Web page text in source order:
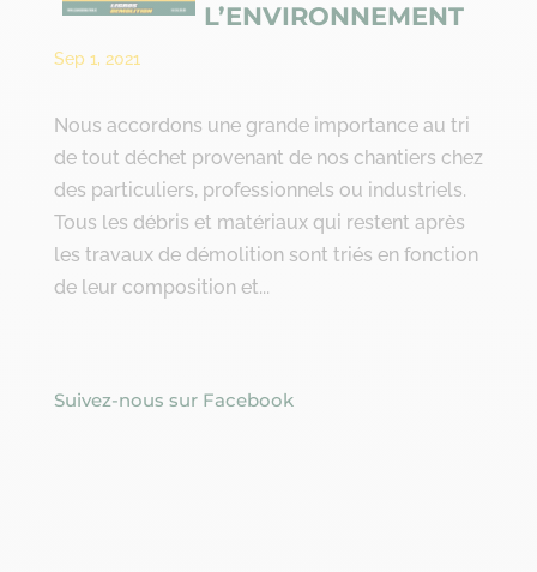
L’ENVIRONNEMENT
Sep 1, 2021
Nous accordons une grande importance au tri
de tout déchet provenant de nos chantiers chez
des particuliers, professionnels ou industriels.
Tous les débris et matériaux qui restent après
les travaux de démolition sont triés en fonction
de leur composition et...
Suivez-nous sur Facebook